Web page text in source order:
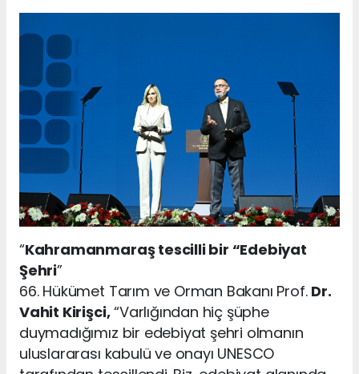
“Kahramanmaraş tescilli bir “Edebiyat
Şehri”
66. Hükümet Tarım ve Orman Bakanı Prof. Dr.
Vahit Kirişci,“Varlığından hiç şüphe
duymadığımız bir edebiyat şehri olmanın
uluslararası kabulü ve onayı UNESCO